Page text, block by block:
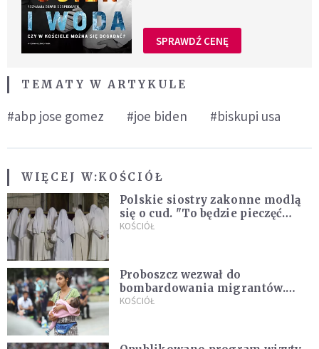
SPRAWDŹ CENĘ
TEMATY W ARTYKULE
#abp jose gomez #joe biden #biskupi usa
WIĘCEJ W:KOŚCIÓŁ
Polskie siostry zakonne modlą
się o cud. "To będzie pieczęć
Pana Boga dla naszej wiary"
KOŚCIÓŁ
Proboszcz wezwał do
bombardowania migrantów.
"Masowy ogień przeciwko
KOŚCIÓŁ